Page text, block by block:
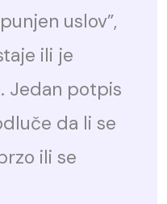
uslov”,
ili je
Jedan potpis
da li se
ili se